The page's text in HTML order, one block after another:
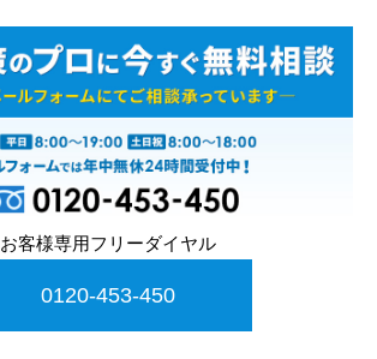
お客様専用フリーダイヤル
0120-453-450